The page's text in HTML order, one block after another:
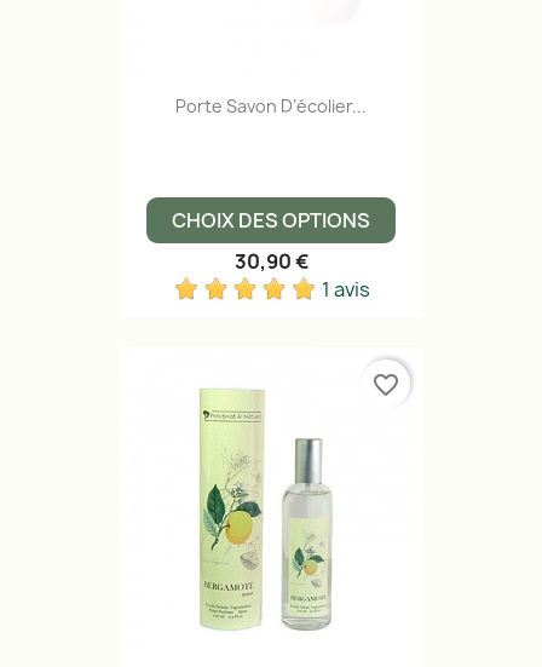
Porte Savon D’écolier...
CHOIX DES OPTIONS
30,90 €
1 avis
favorite_border